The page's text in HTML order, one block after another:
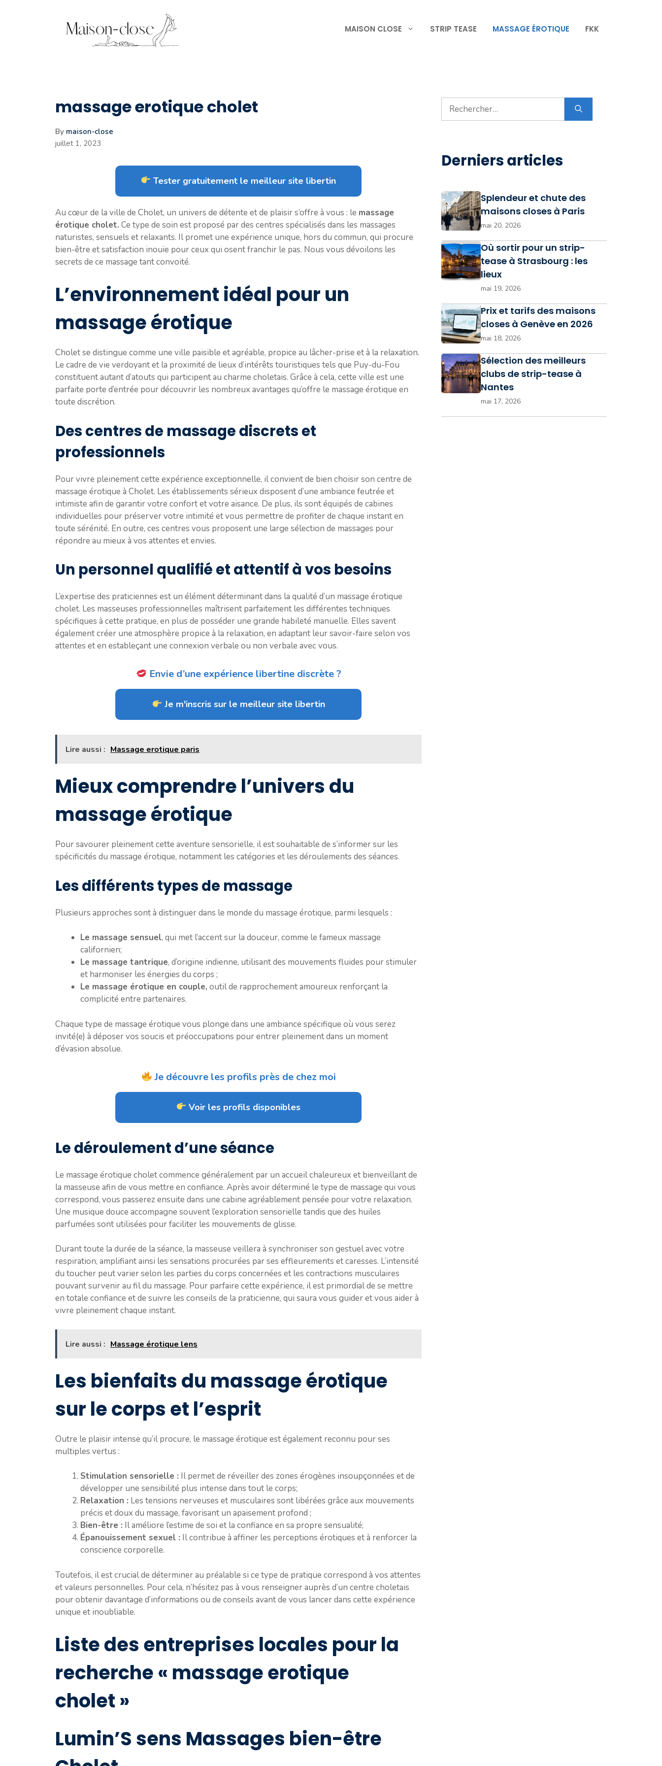
MAISON CLOSE STRIP TEASE MASSAGE ÉROTIQUE FKK
massage erotique cholet
By maison-close
juillet 1, 2023
Tester gratuitement le meilleur site libertin
Au cœur de la ville de Cholet, un univers de détente et de plaisir s’offre à vous : le massage
érotique cholet. Ce type de soin est proposé par des centres spécialisés dans les massages
naturistes, sensuels et relaxants. Il promet une expérience unique, hors du commun, qui procure
bien-être et satisfaction inouïe pour ceux qui osent franchir le pas. Nous vous dévoilons les
secrets de ce massage tant convoité.
L’environnement idéal pour un
massage érotique
Cholet se distingue comme une ville paisible et agréable, propice au lâcher-prise et à la relaxation.
Le cadre de vie verdoyant et la proximité de lieux d’intérêts touristiques tels que Puy-du-Fou
constituent autant d’atouts qui participent au charme choletais. Grâce à cela, cette ville est une
parfaite porte d’entrée pour découvrir les nombreux avantages qu’offre le massage érotique en
toute discrétion.
Des centres de massage discrets et
professionnels
Pour vivre pleinement cette expérience exceptionnelle, il convient de bien choisir son centre de
massage érotique à Cholet. Les établissements sérieux disposent d’une ambiance feutrée et
intimiste afin de garantir votre confort et votre aisance. De plus, ils sont équipés de cabines
individuelles pour préserver votre intimité et vous permettre de profiter de chaque instant en
toute sérénité. En outre, ces centres vous proposent une large sélection de massages pour
répondre au mieux à vos attentes et envies.
Un personnel qualifié et attentif à vos besoins
L’expertise des praticiennes est un élément déterminant dans la qualité d’un massage érotique
cholet. Les masseuses professionnelles maîtrisent parfaitement les différentes techniques
spécifiques à cette pratique, en plus de posséder une grande habileté manuelle. Elles savent
également créer une atmosphère propice à la relaxation, en adaptant leur savoir-faire selon vos
attentes et en estableçant une connexion verbale ou non verbale avec vous.
Envie d’une expérience libertine discrète ?
Je m'inscris sur le meilleur site libertin
Lire aussi : Massage erotique paris
Mieux comprendre l’univers du
massage érotique
Pour savourer pleinement cette aventure sensorielle, il est souhaitable de s’informer sur les
spécificités du massage érotique, notamment les catégories et les déroulements des séances.
Les différents types de massage
Plusieurs approches sont à distinguer dans le monde du massage érotique, parmi lesquels :
Le massage sensuel, qui met l’accent sur la douceur, comme le fameux massage
californien;
Le massage tantrique, d’origine indienne, utilisant des mouvements fluides pour stimuler
et harmoniser les énergies du corps ;
Le massage érotique en couple, outil de rapprochement amoureux renforçant la
complicité entre partenaires.
Chaque type de massage érotique vous plonge dans une ambiance spécifique où vous serez
invité(e) à déposer vos soucis et préoccupations pour entrer pleinement dans un moment
d’évasion absolue.
Je découvre les profils près de chez moi
Voir les profils disponibles
Le déroulement d’une séance
Le massage érotique cholet commence généralement par un accueil chaleureux et bienveillant de
la masseuse afin de vous mettre en confiance. Après avoir déterminé le type de massage qui vous
correspond, vous passerez ensuite dans une cabine agréablement pensée pour votre relaxation.
Une musique douce accompagne souvent l’exploration sensorielle tandis que des huiles
parfumées sont utilisées pour faciliter les mouvements de glisse.
Durant toute la durée de la séance, la masseuse veillera à synchroniser son gestuel avec votre
respiration, amplifiant ainsi les sensations procurées par ses effleurements et caresses. L’intensité
du toucher peut varier selon les parties du corps concernées et les contractions musculaires
pouvant survenir au fil du massage. Pour parfaire cette expérience, il est primordial de se mettre
en totale confiance et de suivre les conseils de la praticienne, qui saura vous guider et vous aider à
vivre pleinement chaque instant.
Lire aussi : Massage érotique lens
Les bienfaits du massage érotique
sur le corps et l’esprit
Outre le plaisir intense qu’il procure, le massage érotique est également reconnu pour ses
multiples vertus :
Stimulation sensorielle : Il permet de réveiller des zones érogènes insoupçonnées et de
développer une sensibilité plus intense dans tout le corps;
Relaxation : Les tensions nerveuses et musculaires sont libérées grâce aux mouvements
précis et doux du massage, favorisant un apaisement profond ;
Bien-être : Il améliore l’estime de soi et la confiance en sa propre sensualité;
Épanouissement sexuel : Il contribue à affiner les perceptions érotiques et à renforcer la
conscience corporelle.
Toutefois, il est crucial de déterminer au préalable si ce type de pratique correspond à vos attentes
et valeurs personnelles. Pour cela, n’hésitez pas à vous renseigner auprès d’un centre choletais
pour obtenir davantage d’informations ou de conseils avant de vous lancer dans cette expérience
unique et inoubliable.
Liste des entreprises locales pour la
recherche « massage erotique
cholet »
Lumin’S sens Massages bien-être
Rechercher :
Derniers articles
Splendeur et chute des
maisons closes à Paris
mai 20, 2026
Où sortir pour un strip-
tease à Strasbourg : les
lieux
mai 19, 2026
Prix et tarifs des maisons
closes à Genève en 2026
mai 18, 2026
Sélection des meilleurs
clubs de strip-tease à
Nantes
mai 17, 2026